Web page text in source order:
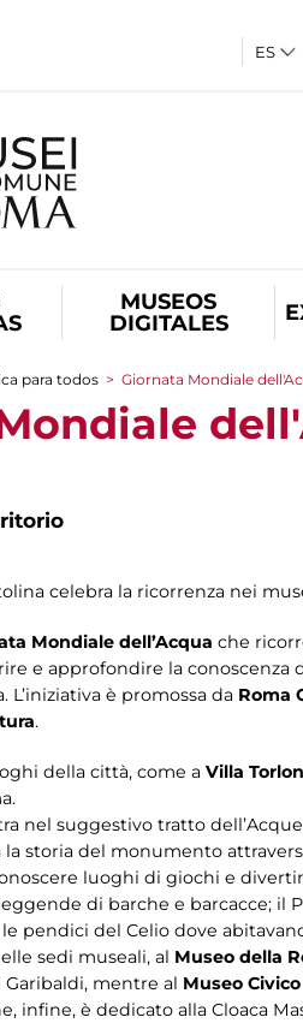
MUSEOS
DIGITALES
para todos > Giornata Mondiale
celebra la ricorrenza nei
Mondiale dell’Acqua che
e approfondire la conoscenza
L’iniziativa è promossa da Roma
.
della città, come a Villa
nel suggestivo tratto
la storia del monumento
luoghi di giochi e
di barche e barcacce; il
pendici del Celio dove
sedi museali, al Museo della
mentre al Museo
infine, è dedicato alla Cloaca